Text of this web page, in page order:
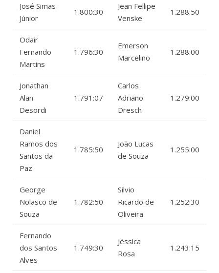
José Simas
Júnior
1.800:30
Jean Fellipe
Venske
1.288:50
Odair
Fernando
Martins
1.796:30
Emerson
Marcelino
1.288:00
Jonathan
Alan
Desordi
1.791:07
Carlos
Adriano
Dresch
1.279:00
Daniel
Ramos dos
Santos da
Paz
1.785:50
João Lucas
de Souza
1.255:00
George
Nolasco de
Souza
1.782:50
Silvio
Ricardo de
Oliveira
1.252:30
Fernando
dos Santos
Alves
1.749:30
Jéssica
Rosa
1.243:15